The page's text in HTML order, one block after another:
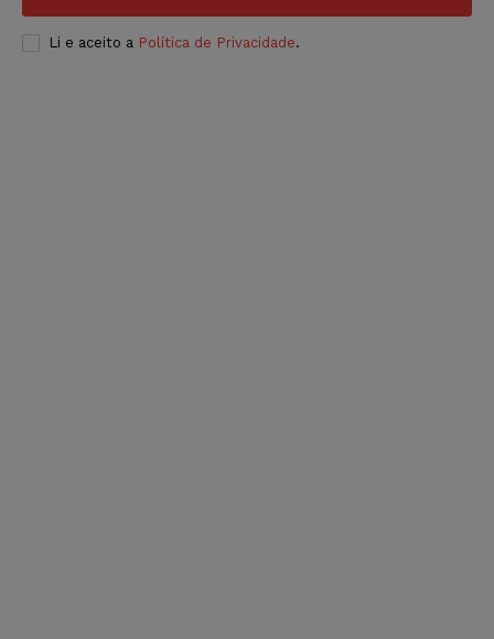
Li e aceito a Política de Privacidade.